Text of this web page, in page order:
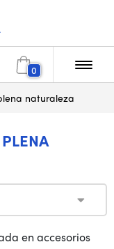
0
naturaleza
en accesorios